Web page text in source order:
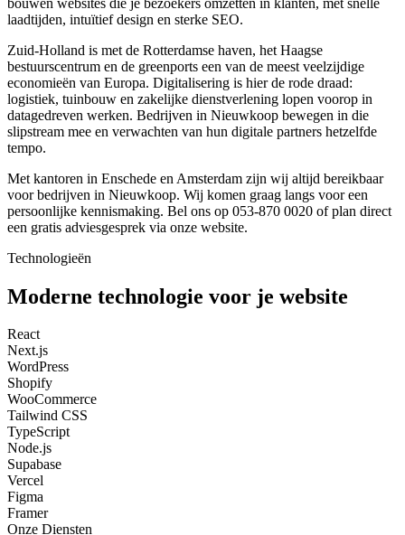
laadtijden, intuïtief design en sterke SEO.
Zuid-Holland is met de Rotterdamse haven, het Haagse
bestuurscentrum en de greenports een van de meest veelzijdige
economieën van Europa. Digitalisering is hier de rode draad:
logistiek, tuinbouw en zakelijke dienstverlening lopen voorop in
datagedreven werken. Bedrijven in Nieuwkoop bewegen in die
slipstream mee en verwachten van hun digitale partners hetzelfde
tempo.
Met kantoren in Enschede en Amsterdam zijn wij altijd bereikbaar
voor bedrijven in Nieuwkoop. Wij komen graag langs voor een
persoonlijke kennismaking. Bel ons op 053-870 0020 of plan direct
een gratis adviesgesprek via onze website.
Technologieën
Moderne technologie voor je website
React
Next.js
WordPress
Shopify
WooCommerce
Tailwind CSS
TypeScript
Node.js
Supabase
Vercel
Figma
Framer
Onze Diensten